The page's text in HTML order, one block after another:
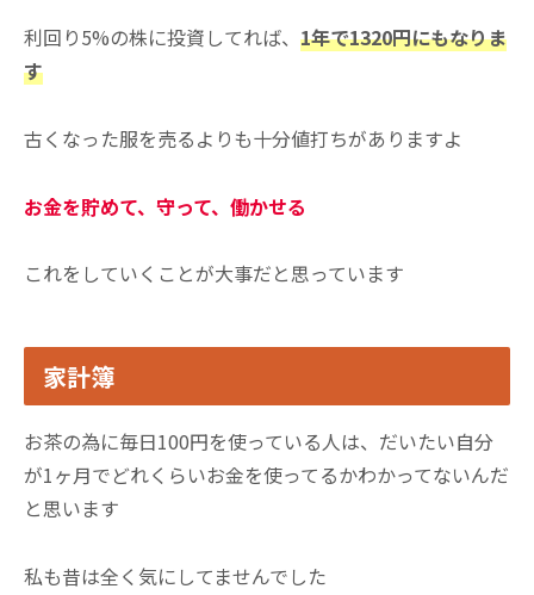
利回り5%の株に投資してれば、 1年で1320円にもなりま
す
古くなった服を売るよりも十分値打ちがありますよ
お金を貯めて、守って、働かせる
これをしていくことが大事だと思っています
家計簿
お茶の為に毎日100円を使っている人は、だいたい自分
が1ヶ月でどれくらいお金を使ってるかわかってないんだ
と思います
私も昔は全く気にしてませんでした